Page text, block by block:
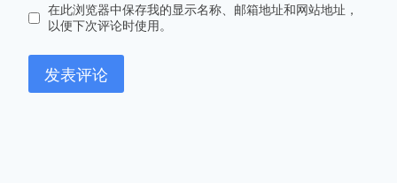
在此浏览器中保存我的显示名称、邮箱地址和网站地址，
以便下次评论时使用。